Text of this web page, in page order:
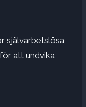
självarbetslösa
att undvika